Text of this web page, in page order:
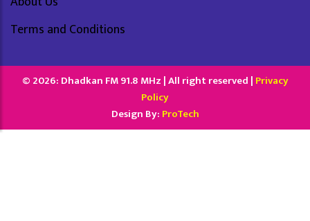
Terms and Conditions
© 2026: Dhadkan FM 91.8 MHz | All right reserved | Privacy
Policy
Design By: ProTech